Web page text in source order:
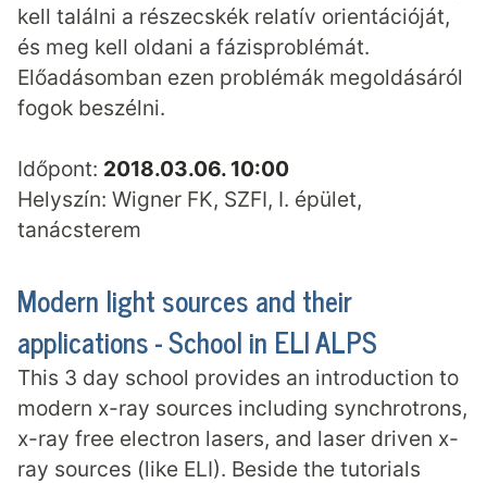
kell találni a részecskék relatív orientációját,
és meg kell oldani a fázisproblémát.
Előadásomban ezen problémák megoldásáról
fogok beszélni.
Időpont: 2018.03.06. 10:00
Helyszín: Wigner FK, SZFI, I. épület,
tanácsterem
Modern light sources and their
applications - School in ELI ALPS
This 3 day school provides an introduction to
modern x-ray sources including synchrotrons,
x-ray free electron lasers, and laser driven x-
ray sources (like ELI). Beside the tutorials